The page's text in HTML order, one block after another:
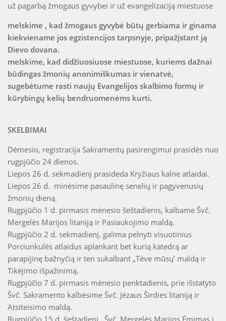
už pagarbą žmogaus gyvybei ir už evangelizaciją miestuose
melskime , kad žmogaus gyvybė būtų gerbiama ir ginama
kiekviename jos egzistencijos tarpsnyje, pripažįstant ją
Dievo dovana.
melskime, kad didžiuosiuose miestuose, kuriems dažnai
būdingas žmonių anonimiškumas ir vienatvė,
sugebėtume rasti naujų Evangelijos skalbimo formų ir
kūrybingų kelių bendruomenėms kurti.
SKELBIMAI
Dėmesio, registracija Sakramentų pasirengimui prasidės nuo
rugpjūčio 24 dienos.
Liepos 26 d. sekmadienį prasideda Kryžiaus kalne atlaidai.
Liepos 26 d. minėsime pasaulinę senelių ir pagyvenusių
žmonių dieną.
Rugpjūčio 1 d. pirmasis mėnesio šeštadienis, kalbame Švč.
Mergelės Marijos litaniją ir Pasiaukojimo maldą.
Rugpjūčio 2 d. sekmadienį, galima pelnyti visuotinius
Porciunkulės atlaidus aplankant bet kurią katedrą ar
parapijinę bažnyčią ir ten sukalbant „Tėve mūsų’ maldą ir
Tikėjimo išpažinimą.
Rugpjūčio 7 d. pirmasis mėnesio penktadienis, prie išstatyto
Švč. Sakramento kalbėsime Švč. Jėzaus Širdies litaniją ir
Atsiteisimo maldą.
Rugpjūčio 15 d. šeštadienį, Švč. Mergelės Marijos Ėmimas į